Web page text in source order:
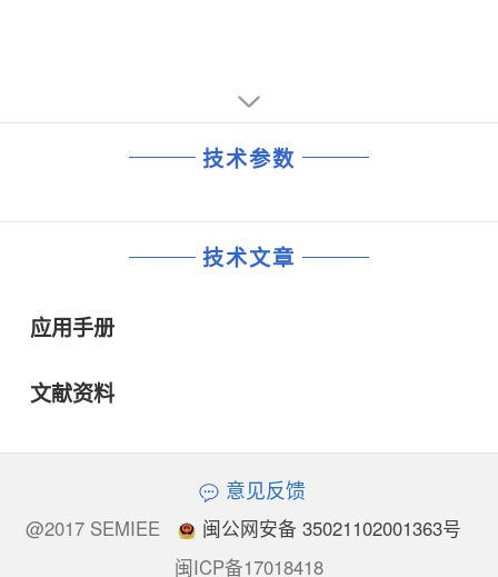
技术参数
技术文章
应用手册
文献资料
意见反馈
@2017 SEMIEE
闽公网安备 35021102001363号
闽ICP备17018418